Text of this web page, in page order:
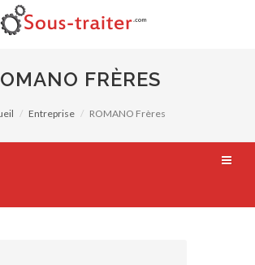
FRÈRES
Entreprise ROMANO Frères